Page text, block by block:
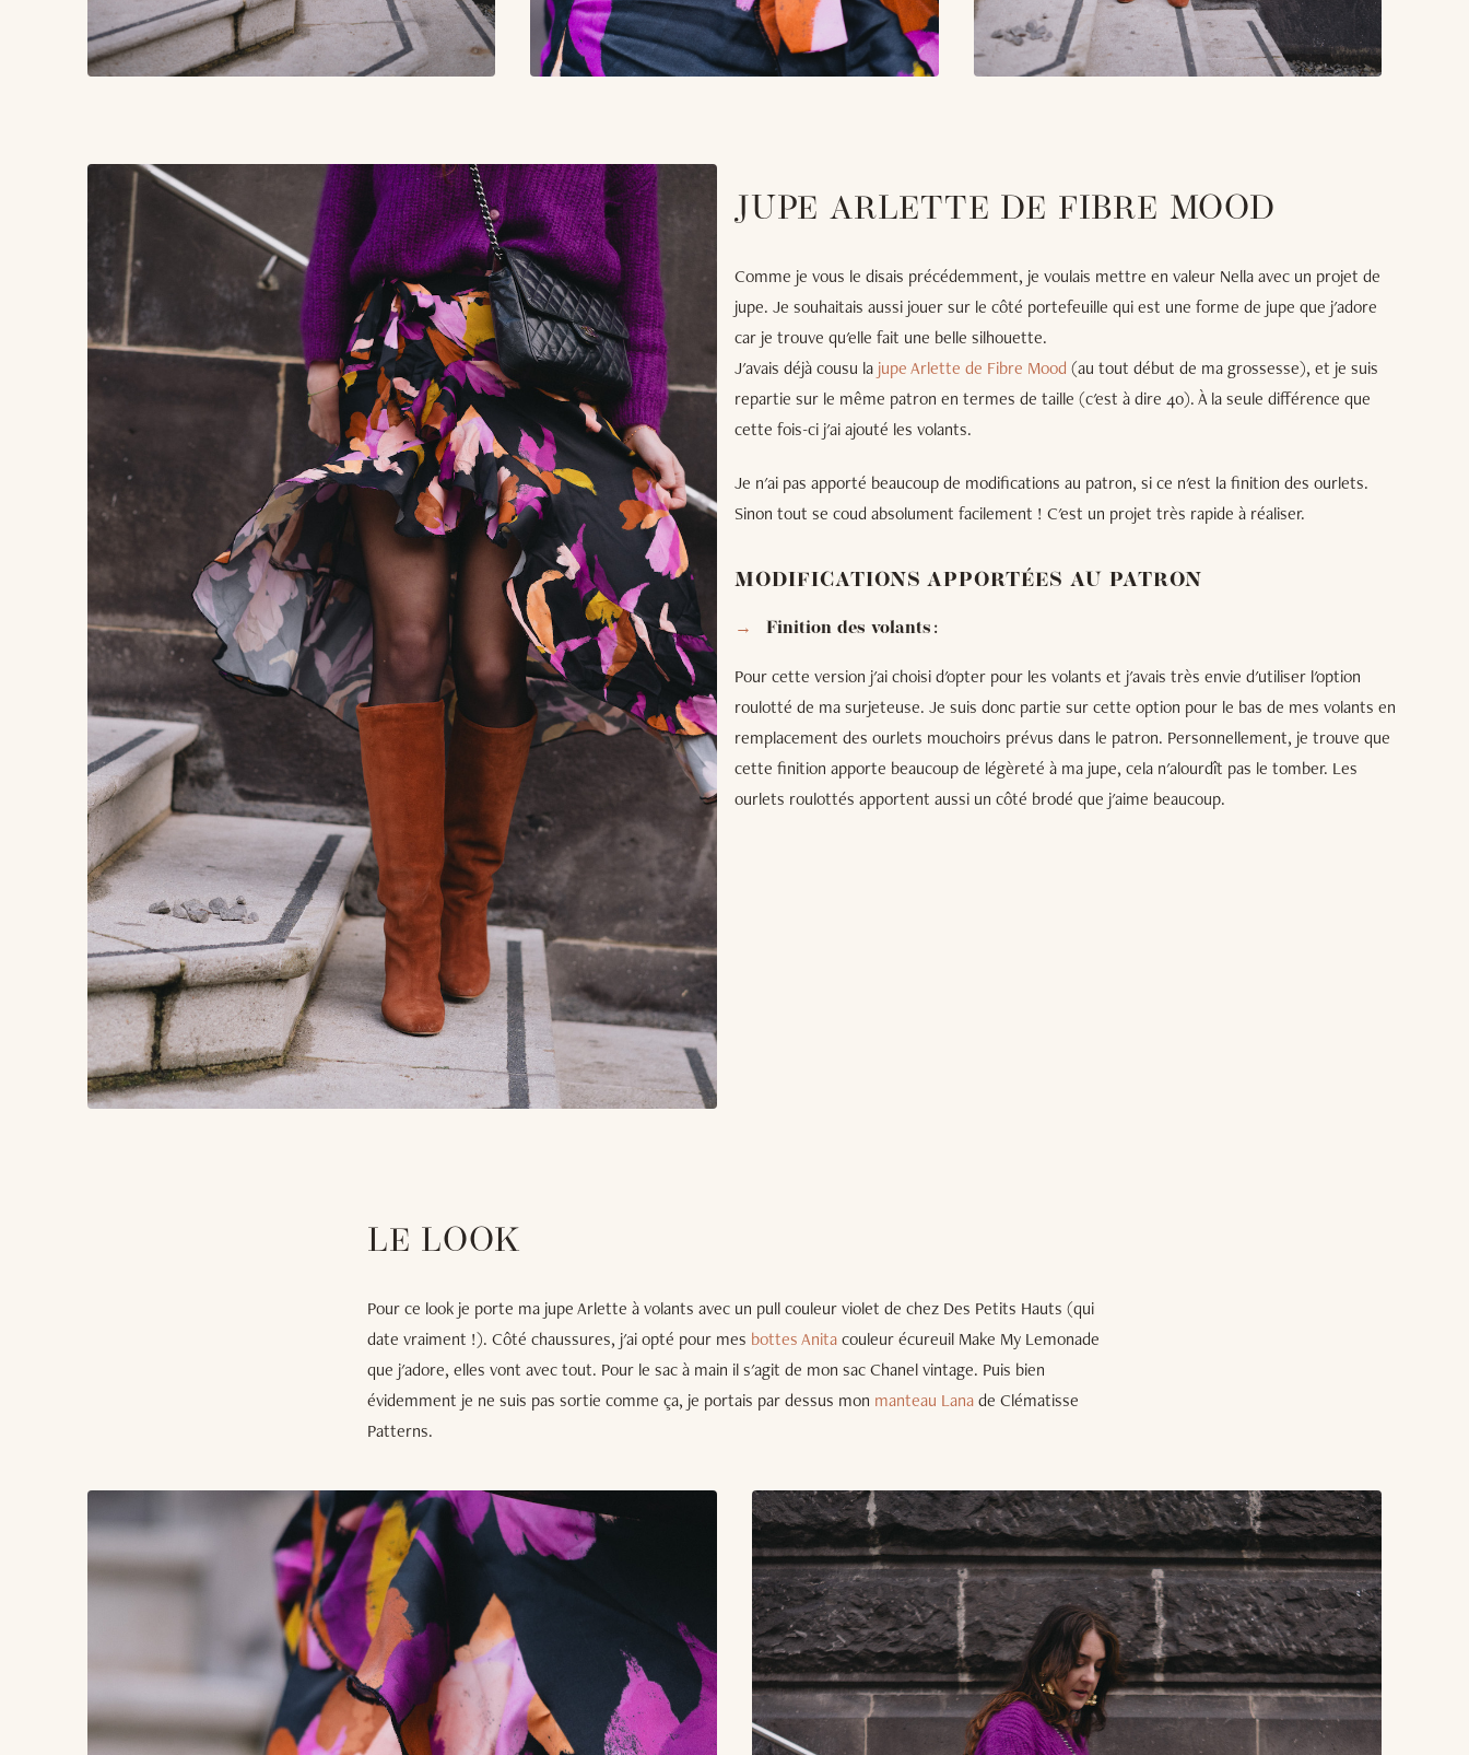
JUPE ARLETTE DE FIBRE MOOD
Comme je vous le disais précédemment, je voulais mettre en valeur Nella avec un projet de
jupe. Je souhaitais aussi jouer sur le côté portefeuille qui est une forme de jupe que j'adore
car je trouve qu'elle fait une belle silhouette.
J'avais déjà cousu la jupe Arlette de Fibre Mood (au tout début de ma grossesse), et je suis
repartie sur le même patron en termes de taille (c'est à dire 40). À la seule différence que
cette fois-ci j'ai ajouté les volants.
Je n'ai pas apporté beaucoup de modifications au patron, si ce n'est la finition des ourlets.
Sinon tout se coud absolument facilement ! C'est un projet très rapide à réaliser.
MODIFICATIONS APPORTÉES AU PATRON
Finition des volants :
Pour cette version j'ai choisi d'opter pour les volants et j'avais très envie d'utiliser l'option
roulotté de ma surjeteuse. Je suis donc partie sur cette option pour le bas de mes volants en
remplacement des ourlets mouchoirs prévus dans le patron. Personnellement, je trouve que
cette finition apporte beaucoup de légèreté à ma jupe, cela n'alourdît pas le tomber. Les
ourlets roulottés apportent aussi un côté brodé que j'aime beaucoup.
LE LOOK
Pour ce look je porte ma jupe Arlette à volants avec un pull couleur violet de chez Des Petits Hauts (qui
date vraiment !). Côté chaussures, j'ai opté pour mes bottes Anitacouleur écureuil Make My Lemonade
que j'adore, elles vont avec tout. Pour le sac à main il s'agit de mon sac Chanel vintage. Puis bien
évidemment je ne suis pas sortie comme ça, je portais par dessus mon manteau Lanade Clématisse
Patterns.